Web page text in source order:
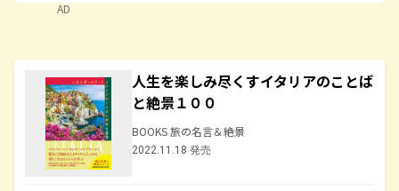
AD
人生を楽しみ尽くすイタリアのことば
と絶景１００
BOOKS 旅の名言＆絶景
2022.11.18 発売